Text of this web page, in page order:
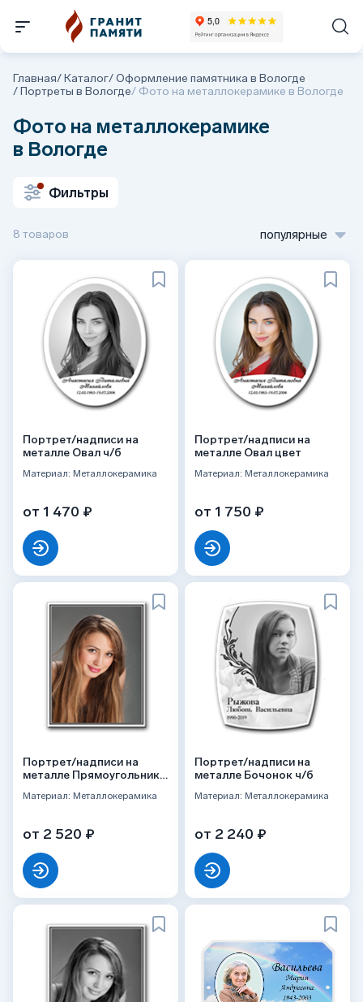
Главная/Каталог/Оформление памятника в Вологде
/Портреты в Вологде/ Фото на металлокерамике в Вологде
Фото на металлокерамике
в Вологде
Фильтры
8 товаров популярные
Портрет/надписи на
металле Овал ч/б
Материал: Металлокерамика
от 1 470 ₽
Портрет/надписи на
металле Овал цвет
Материал: Металлокерамика
от 1 750 ₽
Портрет/надписи на
металле Прямоугольник
Материал: Металлокерамика
от 2 520 ₽
Портрет/надписи на
металле Бочонок ч/б
Материал: Металлокерамика
от 2 240 ₽